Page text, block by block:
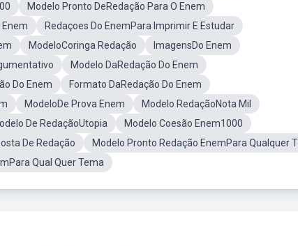
Modelo Pronto DeRedação Para O Enem
Redaçoes Do EnemPara Imprimir E Estudar
ModeloCoringa Redação
ImagensDo Enem
Modelo DaRedação Do Enem
Do Enem
Formato DaRedação Do Enem
ModeloDe Prova Enem
Modelo RedaçãoNota Mil
De RedaçãoUtopia
Modelo Coesão Enem1000
De Redação
Modelo Pronto Redação EnemPara Qualquer
Qual Quer Tema